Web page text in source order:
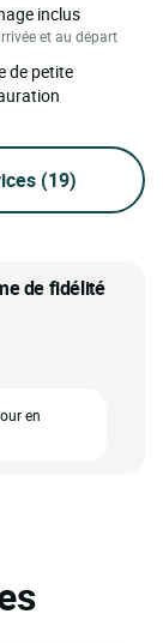
inclus
et au départ
de petite
(19)
de fidélité
en